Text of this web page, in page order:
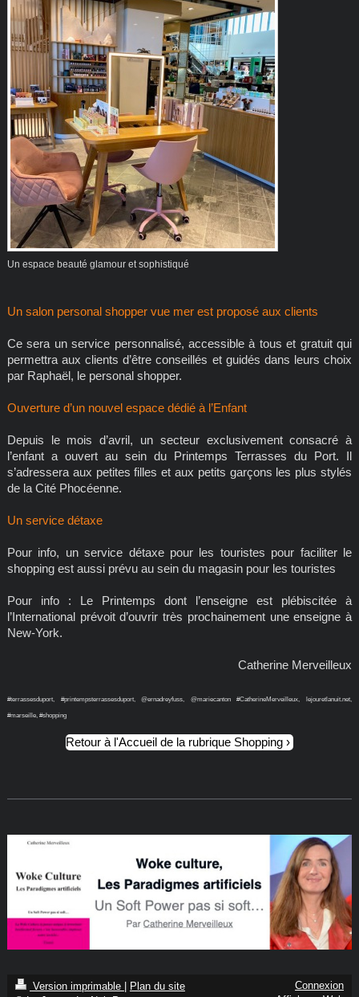
Un espace beauté glamour et sophistiqué
Un salon personal shopper vue mer est proposé aux clients
Ce sera un service personnalisé, accessible à tous et gratuit qui
permettra aux clients d’être conseillés et guidés dans leurs choix
par Raphaël, le personal shopper.
Ouverture d’un nouvel espace dédié à l’Enfant
Depuis le mois d’avril, un secteur exclusivement consacré à
l’enfant a ouvert au sein du Printemps Terrasses du Port. Il
s’adressera aux petites filles et aux petits garçons les plus stylés
de la Cité Phocéenne.
Un service détaxe
Pour info, un service détaxe pour les touristes pour faciliter le
shopping est aussi prévu au sein du magasin pour les touristes
Pour info : Le Printemps dont l’enseigne est plébiscitée à
l’International prévoit d’ouvrir très prochainement une enseigne à
New-York.
Catherine Merveilleux
#terrassesduport, #printempsterrassesduport, @ernadreyfuss, @mariecanton #CatherineMerveilleux, lejouretlanuit.net,
#marseille, #shopping
Retour à l'Accueil de la rubrique Shopping
Version imprimable
Plan du site
Connexion